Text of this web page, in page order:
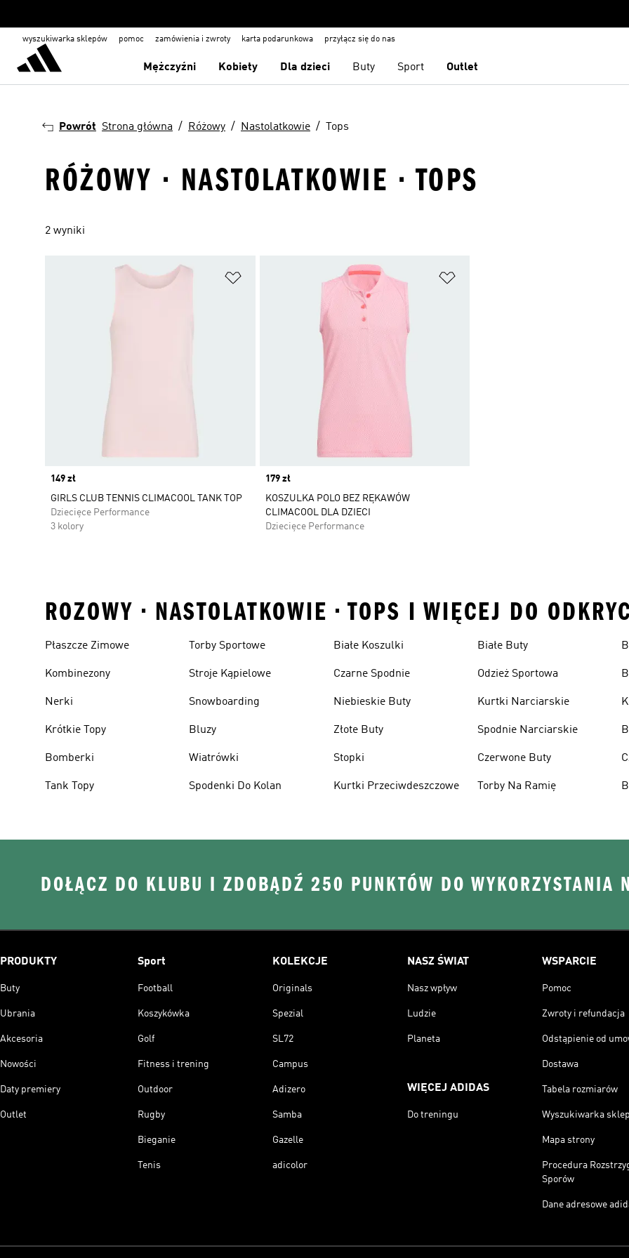
wyszukiwarka sklepów pomoc zamówienia i zwroty karta podarunkowa przyłącz się do nas
Mężczyźni Kobiety Dla dzieci Buty Sport Outlet
Powrót Strona główna Różowy Nastolatkowie Tops
RÓŻOWY · NASTOLATKOWIE · TOPS
2 wyniki
Dodaj do listy życzeń
Price
149 zł
GIRLS CLUB TENNIS CLIMACOOL TANK TOP
Dziecięce Performance
3 kolory
Price
179 zł
KOSZULKA POLO BEZ RĘKAWÓW
CLIMACOOL DLA DZIECI
Dziecięce Performance
ROZOWY • NASTOLATKOWIE • TOPS I WIĘCEJ DO
Płaszcze Zimowe
Kombinezony
Nerki
Krótkie Topy
Bomberki
Tank Topy
Torby Sportowe
Stroje Kąpielowe
Snowboarding
Bluzy
Wiatrówki
Spodenki Do Kolan
Białe Koszulki
Czarne Spodnie
Niebieskie Buty
Złote Buty
Stopki
Kurtki Przeciwdeszczowe
Białe Buty
Odzież Sportowa
Kurtki Narciarskie
Spodnie Narciarskie
Czerwone Buty
Torby Na Ramię
DOŁĄCZ DO KLUBU I ZDOBĄDŹ 250 PUNKTÓW DO WYKORZYSTANIA
PRODUKTY
Buty
Ubrania
Akcesoria
Nowości
Daty premiery
Outlet
Sport
Football
Koszykówka
Golf
Fitness i trening
Outdoor
Rugby
Bieganie
Tenis
KOLEKCJE
Originals
Spezial
SL72
Campus
Adizero
Samba
Gazelle
adicolor
NASZ ŚWIAT
Nasz wpływ
Ludzie
Planeta
WIĘCEJ ADIDAS
Do treningu
WSPARCIE
Pomoc
Zwroty i refundacja
Odstąpienie od
Dostawa
Tabela rozmiarów
Wyszukiwarka
Mapa strony
Procedura
Sporów
Dane adresowe